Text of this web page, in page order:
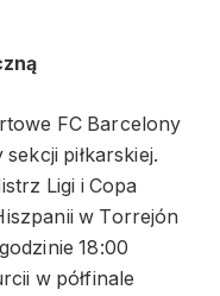
FC Barcelony
piłkarskiej.
Ligi i Copa
w Torrejón
18:00
w półfinale